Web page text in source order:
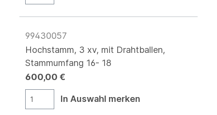
99430057
Hochstamm, 3 xv, mit Drahtballen,
Stammumfang 16- 18
600,00 €
In Auswahl merken